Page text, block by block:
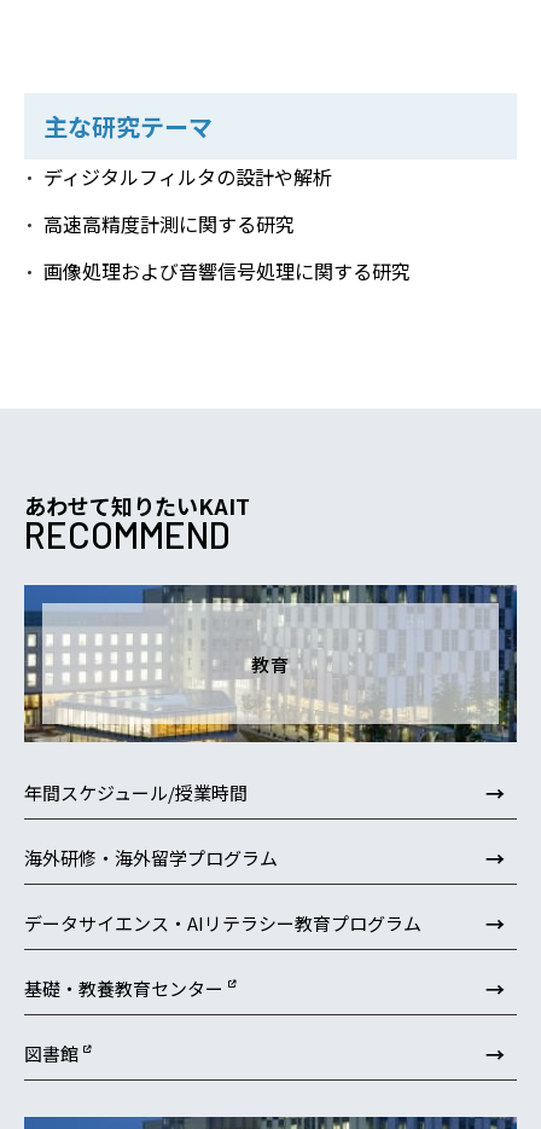
主な研究テーマ
ディジタルフィルタの設計や解析
高速高精度計測に関する研究
画像処理および音響信号処理に関する研究
あわせて知りたいKAIT
RECOMMEND
教育
年間スケジュール/授業時間 →
海外研修・海外留学プログラム →
データサイエンス・AIリテラシー教育プログラム →
基礎・教養教育センター →
図書館 →